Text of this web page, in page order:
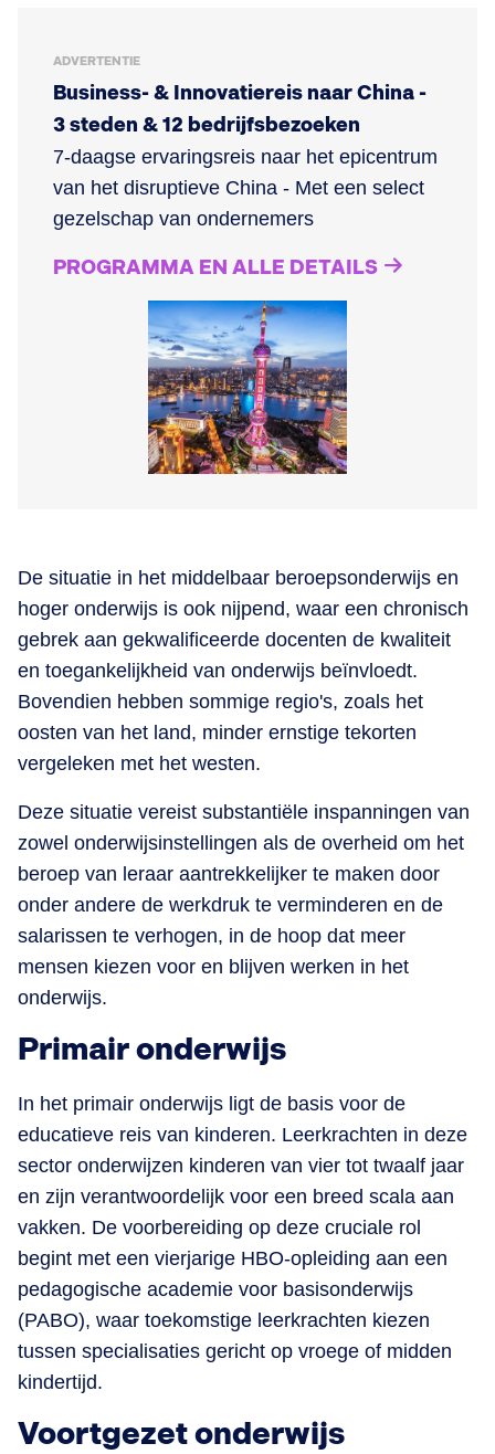
ADVERTENTIE
Business- & Innovatiereis naar China -
3 steden & 12 bedrijfsbezoeken
7-daagse ervaringsreis naar het epicentrum
van het disruptieve China - Met een select
gezelschap van ondernemers
PROGRAMMA EN ALLE DETAILS
De situatie in het middelbaar beroepsonderwijs en
hoger onderwijs is ook nijpend, waar een chronisch
gebrek aan gekwalificeerde docenten de kwaliteit
en toegankelijkheid van onderwijs beïnvloedt​.
Bovendien hebben sommige regio's, zoals het
oosten van het land, minder ernstige tekorten
vergeleken met het westen​.
Deze situatie vereist substantiële inspanningen van
zowel onderwijsinstellingen als de overheid om het
beroep van leraar aantrekkelijker te maken door
onder andere de werkdruk te verminderen en de
salarissen te verhogen, in de hoop dat meer
mensen kiezen voor en blijven werken in het
onderwijs​.
Primair onderwijs
In het primair onderwijs ligt de basis voor de
educatieve reis van kinderen. Leerkrachten in deze
sector onderwijzen kinderen van vier tot twaalf jaar
en zijn verantwoordelijk voor een breed scala aan
vakken. De voorbereiding op deze cruciale rol
begint met een vierjarige HBO-opleiding aan een
pedagogische academie voor basisonderwijs
(PABO), waar toekomstige leerkrachten kiezen
tussen specialisaties gericht op vroege of midden
kindertijd​.
Voortgezet onderwijs